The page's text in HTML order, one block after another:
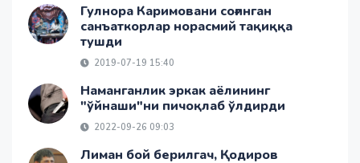
Гулнора Каримовани соғинган
санъаткорлар норасмий тақиққа
тушди
2019-07-19 15:40
Наманганлик эркак аёлининг
"ўйнаши"ни пичоқлаб ўлдирди
2022-09-26 09:03
Лиман бой берилгач, Қодиров